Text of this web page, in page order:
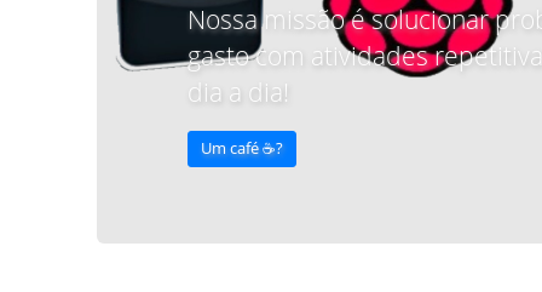
Nossa missão é solucionar
gasto com atividades
dia a dia!
Um café ☕️?